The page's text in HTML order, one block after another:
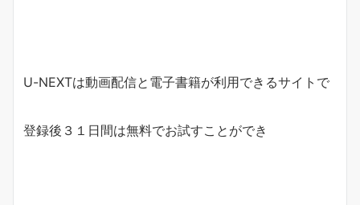
U-NEXTは動画配信と電子書籍が利用できるサイトで
登録後３１日間は無料でお試すことができ